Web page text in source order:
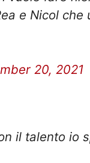
e Nicol che
20, 2021